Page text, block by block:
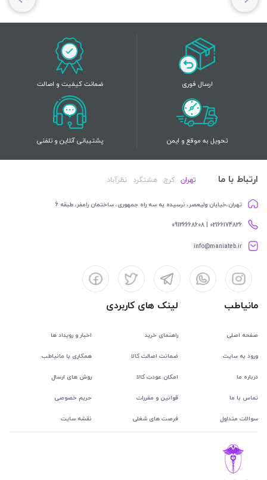
ارسال فوری ضمانت کیفیت و اصالت
تحویل به موقع و ایمن پشتیبانی آنلاین و تلفنی
ارتباط با ما تهران کرج هشتگرد نظرآباد
تهران،خیابان ولیعصر، نرسیده به سه راه جمهوری، ساختمان رامفر، طبقه 6
02166174826 | 09126668608
info@maniateb.ir
مانیاطب
صفحه اصلی
ورود به سایت
درباره ما
تماس با ما
سوالات متداول
لینک های کاربردی
راهنمای خرید اخبار و رویداد ها
ضمانت اصالت کالا همکاری با مانیاطب
امکان عودت کالا روش های ارسال
قوانین و مقررات حریم خصوصی
فرصت های شغلی نقشه سایت